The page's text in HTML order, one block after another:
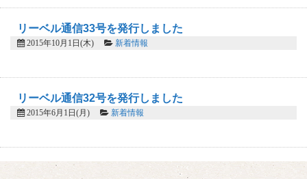
リーベル通信33号を発行しました
2015年10月1日(木) 新着情報
リーベル通信32号を発行しました
2015年6月1日(月) 新着情報